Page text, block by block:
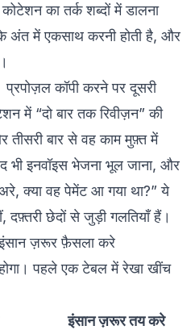
का तर्क शब्दों में डालना
अंत में एकसाथ करनी होती है, और
प्रपोज़ल कॉपी करने पर दूसरी
में “दो बार तक रिवीज़न” की
तीसरी बार से वह काम मुफ़्त में
भी इनवॉइस भेजना भूल जाना, और
क्या वह पेमेंट आ गया था?” ये
दफ़्तरी छेदों से जुड़ी गलतियाँ हैं।
ज़रूर फ़ैसला करे
होगा। पहले एक टेबल में रेखा खींच
इंसान ज़रूर तय करे